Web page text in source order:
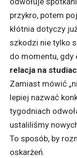
przykro, potem
kłótnia dotyczy
szkodzi nie tylko
do momentu, gdy
relacja na
Zamiast mówić
lepiej nazwać
tygodniach
ustaliliśmy
To sposób, by
oskarżeń.